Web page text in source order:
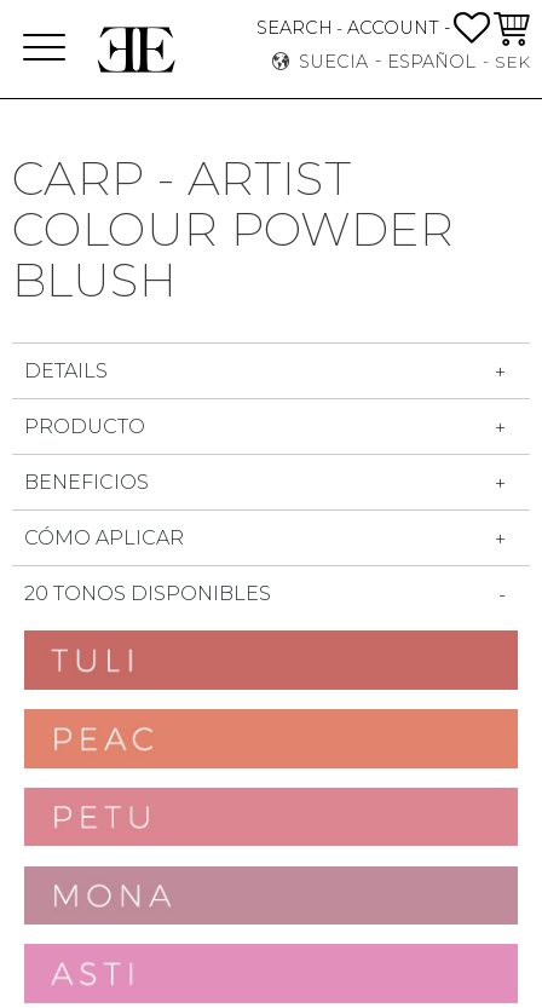
Menú
SEARCH - ACCOUNT -
SUECIA
ESPAÑOL SEK
CARP - ARTIST
COLOUR POWDER
BLUSH
DETAILS
PRODUCTO
BENEFICIOS
CÓMO APLICAR
20 TONOS DISPONIBLES